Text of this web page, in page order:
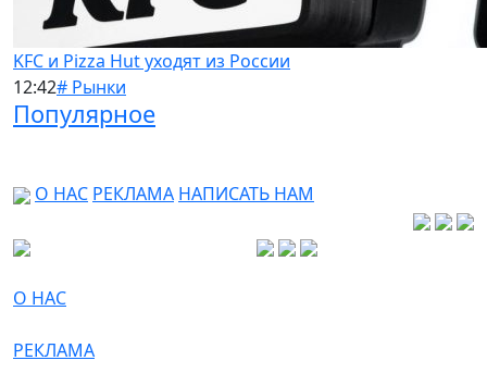
KFC и Pizza Hut уходят из России
12:42# Рынки
Популярное
О НАС РЕКЛАМА НАПИСАТЬ НАМ
О НАС
РЕКЛАМА